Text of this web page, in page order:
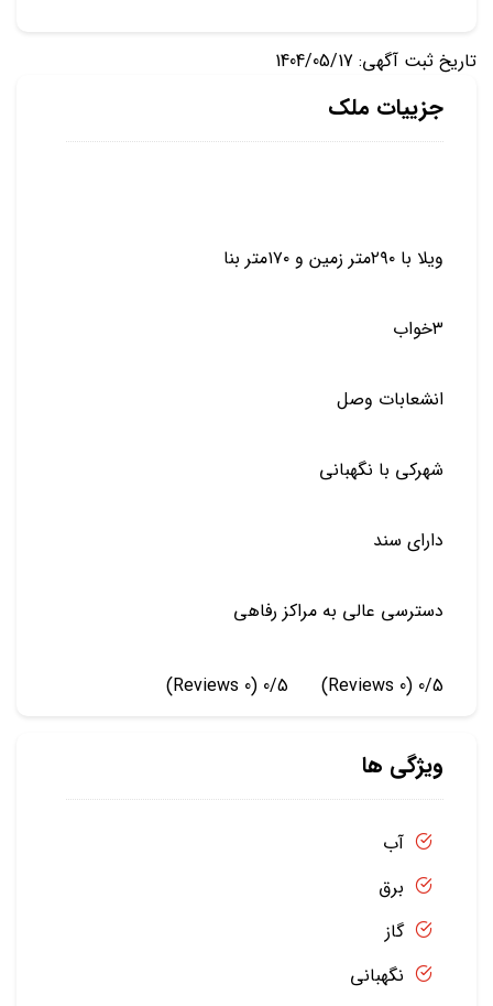
تاریخ ثبت آگهی: 1404/05/17
جزییات ملک
ویلا با ۲۹۰متر زمین و ۱۷۰متر بنا
۳خواب
انشعابات وصل
شهرکی با نگهبانی
دارای سند
دسترسی عالی به مراکز رفاهی
0/5
(0 Reviews)
0/5
(0 Reviews)
ویژگی ها
آب
برق
گاز
نگهبانی